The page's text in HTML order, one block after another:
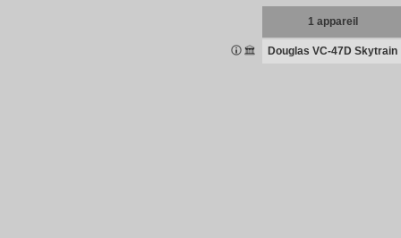
1 appareil
Douglas VC-47D Skytrain